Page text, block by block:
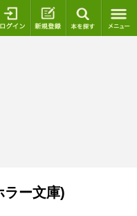
ログイン 新規登録
ラー文庫)